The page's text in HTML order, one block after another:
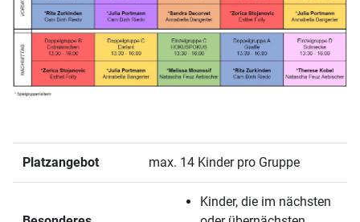
Platzangebot max. 14 Kinder pro Gruppe
Kinder, die im nächsten